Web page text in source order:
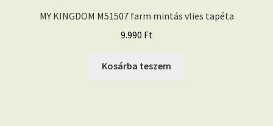
MY KINGDOM M51507 farm mintás vlies tapéta
9.990 Ft
Kosárba teszem